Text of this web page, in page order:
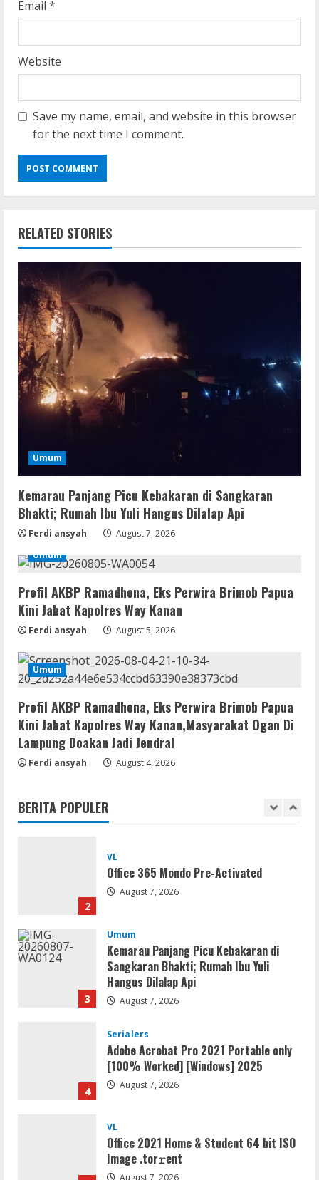
Email *
Website
Save my name, email, and website in this browser
for the next time I comment.
RELATED STORIES
Umum
Kemarau Panjang Picu Kebakaran di Sangkaran
Bhakti; Rumah Ibu Yuli Hangus Dilalap Api
Ferdi ansyah
August 7, 2026
Umum
Profil AKBP Ramadhona, Eks Perwira Brimob Papua
Kini Jabat Kapolres Way Kanan
Ferdi ansyah August 5, 2026
Umum
Profil AKBP Ramadhona, Eks Perwira Brimob Papua
Kini Jabat Kapolres Way Kanan,Masyarakat Ogan Di
Lampung Doakan Jadi Jendral
Ferdi ansyah August 4, 2026
BERITA POPULER
VL
Office 365 Mondo Pre-Activated
August 7, 2026
3
Kemarau Panjang Picu Kebakaran di
Sangkaran Bhakti; Rumah Ibu Yuli
Hangus Dilalap Api
August 7, 2026
4
Serialers
Adobe Acrobat Pro 2021 Portable only
[100% Worked] [Windows] 2025
August 7, 2026
5
VL
Office 2021 Home & Student 64 bit ISO
August 7, 2026
1
Serialers
jv16 PowerTools Free[Activated]
2
VL
Office 365 Mondo Pre-Activated
August 7, 2026
3
Umum
Kemarau Panjang Picu Kebakaran di
Sangkaran Bhakti; Rumah Ibu Yuli
Hangus Dilalap Api
August 7, 2026
4
Serialers
Adobe Acrobat Pro 2021 Portable only
[100% Worked] [Windows] 2025
August 7, 2026
VL
Office 2021 Home & Student 64 bit ISO
Image .tоr𝚛еnt